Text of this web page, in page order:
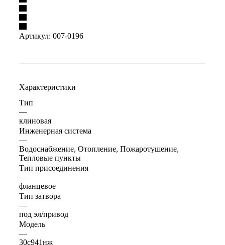
Артикул: 007-0196
Характеристики
Тип
—
клиновая
Инженерная система
—
Водоснабжение, Отопление, Пожаротушение,
Тепловые пункты
Тип присоединения
—
фланцевое
Тип затвора
—
под эл/привод
Модель
—
30с941нж